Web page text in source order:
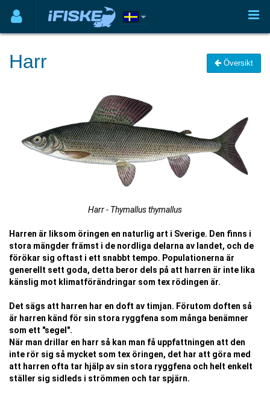
Harr Översikt
Harr - Thymallus thymallus
Harren är liksom öringen en naturlig art i Sverige. Den finns i
stora mängder främst i de nordliga delarna av landet, och de
förökar sig oftast i ett snabbt tempo. Populationerna är
generellt sett goda, detta beror dels på att harren är inte lika
känslig mot klimatförändringar som tex rödingen är.
Det sägs att harren har en doft av timjan. Förutom doften så
är harren känd för sin stora ryggfena som många benämner
som ett "segel".
När man drillar en harr så kan man få uppfattningen att den
inte rör sig så mycket som tex öringen, det har att göra med
att harren ofta tar hjälp av sin stora ryggfena och helt enkelt
ställer sig sidleds i strömmen och tar spjärn.